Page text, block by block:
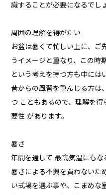
識することが必要になるでし
周囲の理解を得がたい
お盆は暑くて忙しい上に、ご
うイメージと重なり、この時
という考えを持つ方も中には
昔からの風習を重んじる方は
つ こともあるので、理解を
要性 があります。
暑さ
年間を通して 最高気温にもな
暑さによる不興を買わないた
い式場を選ぶ事や、こまめな